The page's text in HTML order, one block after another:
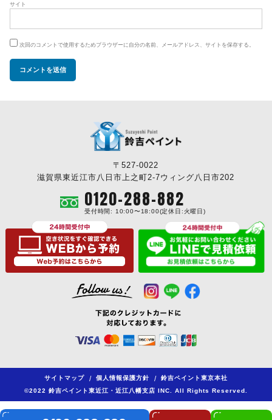
サイト
次回のコメントで使用するためブラウザーに自分の名前、メールアドレス、サイトを保存する。
〒527-0022
滋賀県東近江市八日市上之町2-7ウィング八日市202
0120-288-882
受付時間: 10:00〜18:00(定休日:火曜日)
サイトマップ / 個人情報保護方針 /
鈴吉ペイント東京本社
©2022 鈴吉ペイント東近江・近江八幡支店 INC. All Rights Reserved.